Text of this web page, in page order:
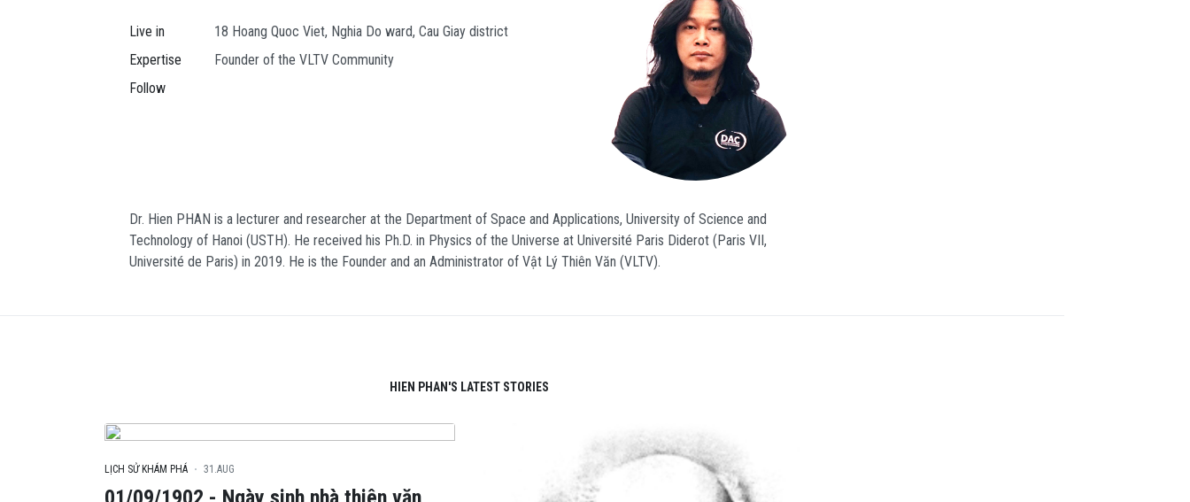
Live in
18 Hoang Quoc Viet, Nghia Do ward, Cau Giay district
Expertise
Founder of the VLTV Community
Follow
Dr. Hien PHAN is a lecturer and researcher at the Department of Space and Applications, University of Science and
Technology of Hanoi (USTH). He received his Ph.D. in Physics of the Universe at Université Paris Diderot (Paris VII,
Université de Paris) in 2019. He is the Founder and an Administrator of Vật Lý Thiên Văn (VLTV).
HIEN PHAN'S LATEST STORIES
LỊCH SỬ KHÁM PHÁ 31.AUG